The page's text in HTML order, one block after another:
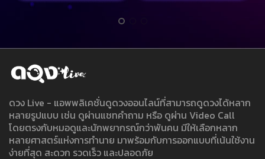
ดวง Live - แอพพลิเคชั่นดูดวงออนไลน์ที่สามารถดูดวงได้หลาก
หลายรูปแบบ เช่น ดูผ่านแชทคำถาม หรือ ดูผ่าน Video Call
โดยตรงกับหมอดูและนักพยากรณ์กว่าพันคน มีให้เลือกหลาก
หลายศาสตร์แห่งการทำนาย มาพร้อมกับการออกแบบที่เน้นใช้งาน
ง่ายที่สุด สะดวก รวดเร็ว และปลอดภัย